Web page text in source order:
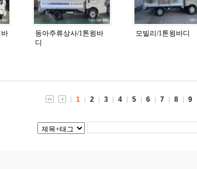
바
동아주류상사/1톤윙바
디
모빌리/1톤윙바디
1 2 3 4 5 6 7 8 9